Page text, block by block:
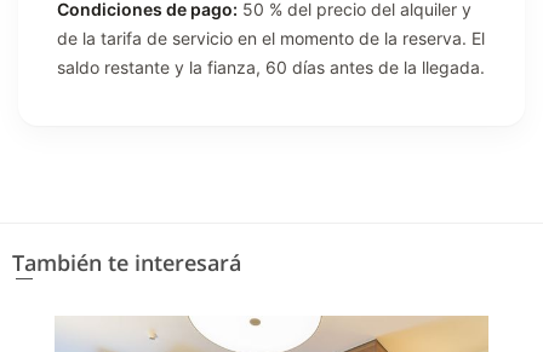
Condiciones de pago: 50 % del precio del alquiler y
de la tarifa de servicio en el momento de la reserva. El
saldo restante y la fianza, 60 días antes de la llegada.
También te interesará